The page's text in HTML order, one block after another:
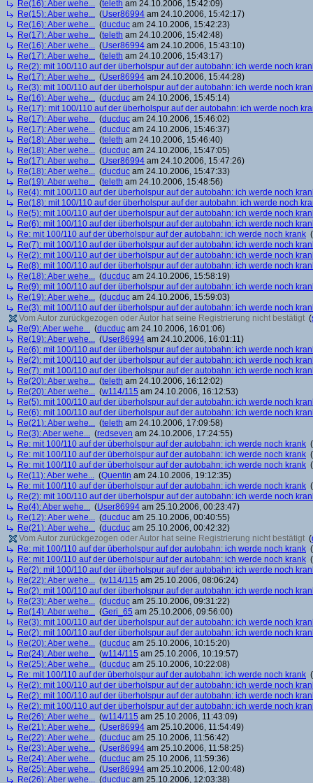
Re(16): Aber wehe... (teleth am 24.10.2006, 15:42:09)
Re(15): Aber wehe... (User86994 am 24.10.2006, 15:42:17)
Re(16): Aber wehe... (ducduc am 24.10.2006, 15:42:23)
Re(17): Aber wehe... (teleth am 24.10.2006, 15:42:48)
Re(16): Aber wehe... (User86994 am 24.10.2006, 15:43:10)
Re(17): Aber wehe... (teleth am 24.10.2006, 15:43:17)
Re(2): mit 100/110 auf der überholspur auf der autobahn: ich werde noch
Re(17): Aber wehe... (User86994 am 24.10.2006, 15:44:28)
Re(3): mit 100/110 auf der überholspur auf der autobahn: ich werde noch
Re(16): Aber wehe... (ducduc am 24.10.2006, 15:45:14)
Re(17): mit 100/110 auf der überholspur auf der autobahn: ich werde noch
Re(17): Aber wehe... (ducduc am 24.10.2006, 15:46:02)
Re(17): Aber wehe... (ducduc am 24.10.2006, 15:46:37)
Re(18): Aber wehe... (teleth am 24.10.2006, 15:46:40)
Re(18): Aber wehe... (ducduc am 24.10.2006, 15:47:05)
Re(17): Aber wehe... (User86994 am 24.10.2006, 15:47:26)
Re(18): Aber wehe... (ducduc am 24.10.2006, 15:47:33)
Re(19): Aber wehe... (teleth am 24.10.2006, 15:48:56)
Re(4): mit 100/110 auf der überholspur auf der autobahn: ich werde noch
Re(18): mit 100/110 auf der überholspur auf der autobahn: ich werde noch
Re(5): mit 100/110 auf der überholspur auf der autobahn: ich werde noch
Re(6): mit 100/110 auf der überholspur auf der autobahn: ich werde noch
Re: mit 100/110 auf der überholspur auf der autobahn: ich werde noch krank (
Re(7): mit 100/110 auf der überholspur auf der autobahn: ich werde noch
Re(2): mit 100/110 auf der überholspur auf der autobahn: ich werde noch
Re(8): mit 100/110 auf der überholspur auf der autobahn: ich werde noch
Re(18): Aber wehe... (ducduc am 24.10.2006, 15:58:19)
Re(9): mit 100/110 auf der überholspur auf der autobahn: ich werde noch
Re(19): Aber wehe... (ducduc am 24.10.2006, 15:59:03)
Re(3): mit 100/110 auf der überholspur auf der autobahn: ich werde noch
Vom Autor zurückgezogen oder Autor hat seine Registrierung nicht bestätigt (
Re(9): Aber wehe... (ducduc am 24.10.2006, 16:01:06)
Re(19): Aber wehe... (User86994 am 24.10.2006, 16:01:11)
Re(6): mit 100/110 auf der überholspur auf der autobahn: ich werde noch
Re(2): mit 100/110 auf der überholspur auf der autobahn: ich werde noch
Re(7): mit 100/110 auf der überholspur auf der autobahn: ich werde noch
Re(20): Aber wehe... (teleth am 24.10.2006, 16:12:02)
Re(20): Aber wehe... (w114/115 am 24.10.2006, 16:12:53)
Re(5): mit 100/110 auf der überholspur auf der autobahn: ich werde noch
Re(6): mit 100/110 auf der überholspur auf der autobahn: ich werde noch
Re(21): Aber wehe... (teleth am 24.10.2006, 17:09:58)
Re(3): Aber wehe... (redseven am 24.10.2006, 17:24:55)
Re: mit 100/110 auf der überholspur auf der autobahn: ich werde noch krank (
Re: mit 100/110 auf der überholspur auf der autobahn: ich werde noch krank (
Re: mit 100/110 auf der überholspur auf der autobahn: ich werde noch krank (
Re(11): Aber wehe... (Quentin am 24.10.2006, 19:12:35)
Re: mit 100/110 auf der überholspur auf der autobahn: ich werde noch krank (
Re(2): mit 100/110 auf der überholspur auf der autobahn: ich werde noch
Re(4): Aber wehe... (User86994 am 25.10.2006, 00:23:47)
Re(12): Aber wehe... (ducduc am 25.10.2006, 00:40:55)
Re(21): Aber wehe... (ducduc am 25.10.2006, 00:42:32)
Vom Autor zurückgezogen oder Autor hat seine Registrierung nicht bestätigt (
Re: mit 100/110 auf der überholspur auf der autobahn: ich werde noch krank (
Re: mit 100/110 auf der überholspur auf der autobahn: ich werde noch krank (
Re(2): mit 100/110 auf der überholspur auf der autobahn: ich werde noch
Re(22): Aber wehe... (w114/115 am 25.10.2006, 08:06:24)
Re(2): mit 100/110 auf der überholspur auf der autobahn: ich werde noch
Re(23): Aber wehe... (ducduc am 25.10.2006, 09:31:22)
Re(14): Aber wehe... (Geri_65 am 25.10.2006, 09:56:00)
Re(3): mit 100/110 auf der überholspur auf der autobahn: ich werde noch
Re(2): mit 100/110 auf der überholspur auf der autobahn: ich werde noch
Re(20): Aber wehe... (ducduc am 25.10.2006, 10:15:20)
Re(24): Aber wehe... (w114/115 am 25.10.2006, 10:19:57)
Re(25): Aber wehe... (ducduc am 25.10.2006, 10:22:08)
Re: mit 100/110 auf der überholspur auf der autobahn: ich werde noch krank (
Re(2): mit 100/110 auf der überholspur auf der autobahn: ich werde noch
Re(2): mit 100/110 auf der überholspur auf der autobahn: ich werde noch
Re(2): mit 100/110 auf der überholspur auf der autobahn: ich werde noch
Re(26): Aber wehe... (w114/115 am 25.10.2006, 11:43:09)
Re(21): Aber wehe... (User86994 am 25.10.2006, 11:54:49)
Re(22): Aber wehe... (ducduc am 25.10.2006, 11:56:42)
Re(23): Aber wehe... (User86994 am 25.10.2006, 11:58:25)
Re(24): Aber wehe... (ducduc am 25.10.2006, 11:59:36)
Re(25): Aber wehe... (User86994 am 25.10.2006, 12:00:48)
Re(26): Aber wehe... (ducduc am 25.10.2006, 12:03:38)